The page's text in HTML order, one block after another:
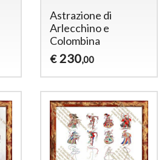
Astrazione di
Arlecchino e
Colombina
€ 230,00